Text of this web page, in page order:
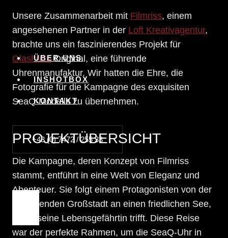
ÜBER UNS
INSHOTBOX
KONTAKT
+43 (0) 7472 / 255 33
Unsere Zusammenarbeit mit Filmriss, einem
angesehenen Partner in der Loft Kreativagentur,
brachte uns ein faszinierendes Projekt für
GlashütteOriginal, eine führende
Uhrenmanufaktur. Wir hatten die Ehre, die
Fotografie für die Kampagne des exquisiten
SeaQ-Modells zu übernehmen.
PROJEKTÜBERSICHT
Die Kampagne, deren Konzept von Filmriss
stammt, entführt in eine Welt von Eleganz und
Abenteuer. Sie folgt einem Protagonisten von der
pulsierenden Großstadt an einen friedlichen See,
wo er seine Lebensgefährtin trifft. Diese Reise
war der perfekte Rahmen, um die SeaQ-Uhr in